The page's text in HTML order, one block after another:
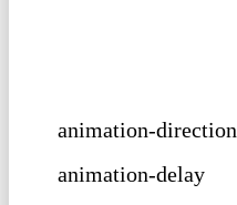
animation-direction
animation-delay